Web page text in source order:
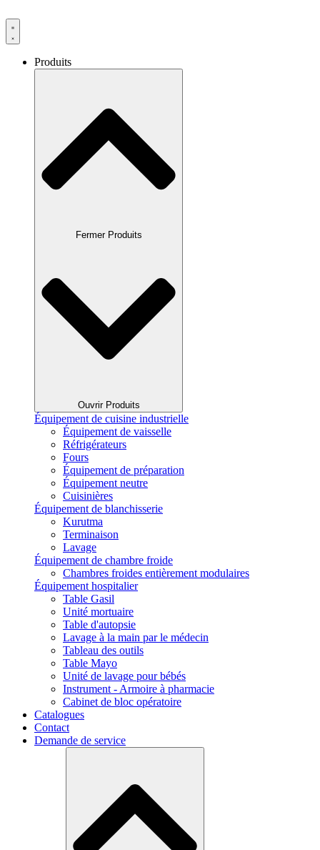
Produits
Fermer Produits
Ouvrir Produits
Équipement de cuisine industrielle
Équipement de vaisselle
Réfrigérateurs
Fours
Équipement de préparation
Équipement neutre
Cuisinières
Équipement de blanchisserie
Kurutma
Terminaison
Lavage
Équipement de chambre froide
Chambres froides entièrement modulaires
Équipement hospitalier
Table Gasil
Unité mortuaire
Table d'autopsie
Lavage à la main par le médecin
Tableau des outils
Table Mayo
Unité de lavage pour bébés
Instrument - Armoire à pharmacie
Cabinet de bloc opératoire
Catalogues
Contact
Demande de service